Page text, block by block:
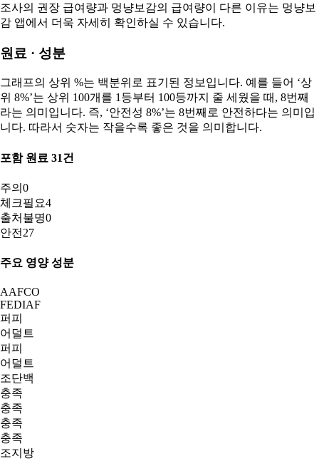
조사의 권장 급여량과 멍냥보감의 급여량이 다른 이유는 멍냥보
감 앱에서 더욱 자세히 확인하실 수 있습니다.
원료 · 성분
그래프의 상위 %는 백분위로 표기된 정보입니다. 예를 들어 ‘상
위 8%’는 상위 100개를 1등부터 100등까지 줄 세웠을 때, 8번째
라는 의미입니다. 즉, ‘안전성 8%’는 8번째로 안전하다는 의미입
니다. 따라서 숫자는 작을수록 좋은 것을 의미합니다.
포함 원료 31건
주의 0
체크필요4
출처불명0
안전 27
주요 영양 성분
AAFCO
FEDIAF
퍼피
어덜트
퍼피
어덜트
조단백
충족
충족
충족
충족
조지방